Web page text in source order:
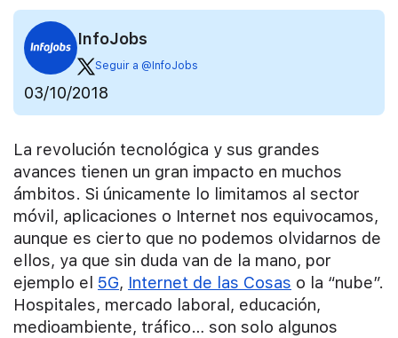
InfoJobs
Seguir a @InfoJobs
03/10/2018
La revolución tecnológica y sus grandes
avances tienen un gran impacto en muchos
ámbitos. Si únicamente lo limitamos al sector
móvil, aplicaciones o Internet nos equivocamos,
aunque es cierto que no podemos olvidarnos de
ellos, ya que sin duda van de la mano, por
ejemplo el 5G, Internet de las Cosas o la “nube”.
Hospitales, mercado laboral, educación,
medioambiente, tráfico… son solo algunos